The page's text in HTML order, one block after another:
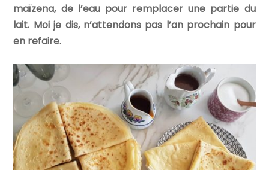
maïzena, de l’eau pour remplacer une partie du
lait. Moi je dis, n’attendons pas l’an prochain pour
en refaire.